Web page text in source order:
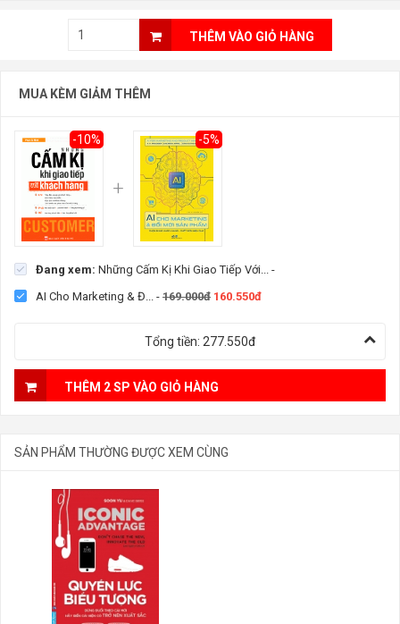
THÊM VÀO GIỎ HÀNG
MUA KÈM GIẢM THÊM
-10% -5%
Đang xem: Những Cấm Kị Khi Giao Tiếp Với...
-
AI Cho Marketing & Đ...
- 169.000đ 160.550đ
Tổng tiền: 277.550đ
THÊM 2 SP VÀO GIỎ HÀNG
SẢN PHẨM THƯỜNG ĐƯỢC XEM CÙNG